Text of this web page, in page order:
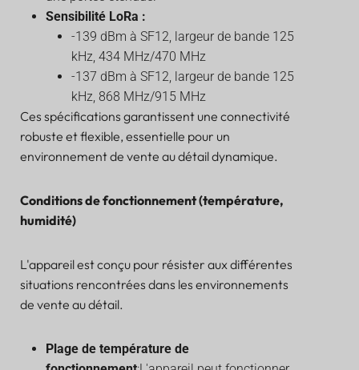
Sensibilité LoRa :
-139 dBm à SF12, largeur de bande 125
kHz, 434 MHz/470 MHz
-137 dBm à SF12, largeur de bande 125
kHz, 868 MHz/915 MHz
Ces spécifications garantissent une connectivité
robuste et flexible, essentielle pour un
environnement de vente au détail dynamique.
Conditions de fonctionnement (température,
humidité)
L'appareil est conçu pour résister aux différentes
situations rencontrées dans les environnements
de vente au détail.
Plage de température de